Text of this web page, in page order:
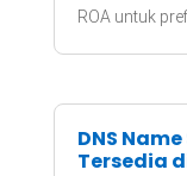
ROA untuk
DNS
Tersedia